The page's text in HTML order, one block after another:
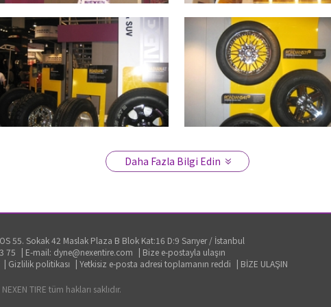
Daha Fazla Bilgi Edin
55. Sokak 42 Maslak Plaza B Blok Kat:16 D:9 Sarıyer / İstanbul
75 | E-mail: dyne@nexentire.com | Bize e-postayla ulaşın
| Gizlilik politikası | Yetkisiz e-posta adresi toplamanın reddi | BİZE ULAŞIN
TIRE tüm hakları saklıdır.